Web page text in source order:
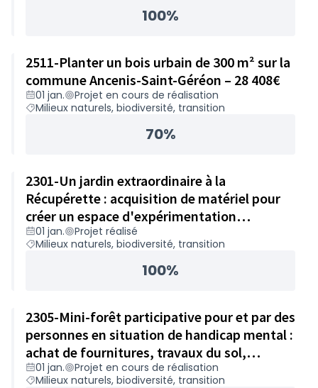
100%
2511-Planter un bois urbain de 300 m² sur la
commune Ancenis-Saint-Géréon – 28 408€
01 jan.
Projet en cours de réalisation
Milieux naturels, biodiversité, transition
70%
2301-Un jardin extraordinaire à la
Récupérette : acquisition de matériel pour
créer un espace d'expérimentation
permaculturel et ateliers biodiversité – 24
863€
01 jan.
Projet réalisé
Milieux naturels, biodiversité, transition
100%
2305-Mini-forêt participative pour et par des
personnes en situation de handicap mental :
achat de fournitures, travaux du sol,
accompagnement – 24 984€
01 jan.
Projet en cours de réalisation
Milieux naturels, biodiversité, transition